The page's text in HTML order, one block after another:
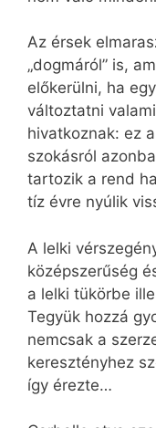
Az érsek
„dogmáról” is,
előkerülni, ha
változtatni
hivatkoznak: ez
szokásról
tartozik a rend
tíz évre nyúlik
A lelki
középszerűség
a lelki tükörbe
Tegyük hozzá
nemcsak a
keresztényhez
így érezte…